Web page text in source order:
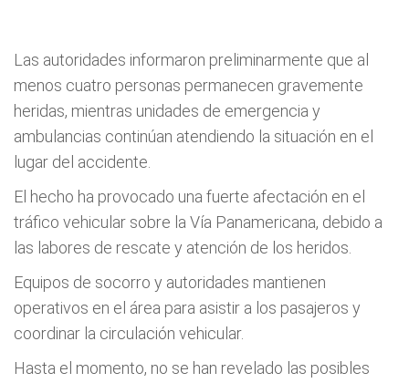
Las autoridades informaron preliminarmente que al
menos cuatro personas permanecen gravemente
heridas, mientras unidades de emergencia y
ambulancias continúan atendiendo la situación en el
lugar del accidente.
El hecho ha provocado una fuerte afectación en el
tráfico vehicular sobre la Vía Panamericana, debido a
las labores de rescate y atención de los heridos.
Equipos de socorro y autoridades mantienen
operativos en el área para asistir a los pasajeros y
coordinar la circulación vehicular.
Hasta el momento, no se han revelado las posibles